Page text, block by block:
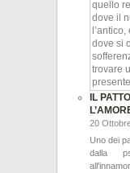
IL
20
Uno dei
dalla